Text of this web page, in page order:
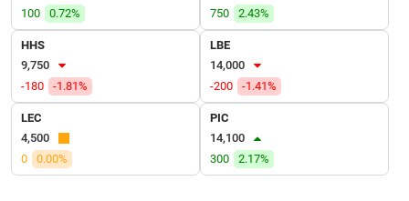
100
0.72%
750
2.43%
HHS
9,750
-180
-1.81%
LBE
14,000
-200
-1.41%
LEC
4,500
0
0.00%
PIC
14,100
300
2.17%
BẤT
ĐỘNG
SẢN
Mã
chứng
khoán
(-)